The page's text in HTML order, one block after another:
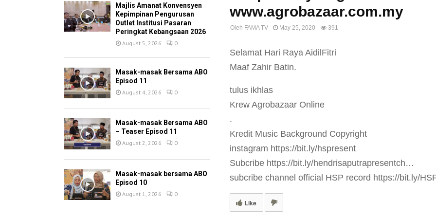
www.agrobazaar.com.my
Oleh FAMA TV May 25, 2020 391
Selamat Hari Raya AidilFitri
Maaf Zahir Batin.
tulus ikhlas
Krew Agrobazaar Online
.
Kredit Music Background Copyright
instagram https://bit.ly/hspresent
Subcribe https://bit.ly/hendrisaputrapresentch…
subcribe channel official HSP record https://bit.ly/
Like
Majlis Amanat Konvensyen
Kepimpinan Pengurusan
Outlet Institusi Pasaran
Peringkat Kebangsaan 2026
August 5, 2026 0
Masak-masak Bersama ABO
Episod 11
August 4, 2026 0
Masak-masak Bersama ABO
– Teaser Episod 11
August 2, 2026 0
Masak-masak bersama ABO
Episod 10
August 1, 2026 0